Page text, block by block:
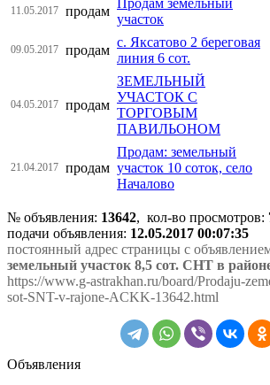
11.05.2017 продам
участок
09.05.2017 продам
с. Яксатово 2 береговая
линия 6 сот.
04.05.2017 продам
ЗЕМЕЛЬНЫЙ
УЧАСТОК С
ТОРГОВЫМ
ПАВИЛЬОНОМ
21.04.2017 продам
Продам: земельный
участок 10 соток, село
Началово
№ объявления: 13642, кол-во просмотров:
подачи объявления: 12.05.2017 00:07:35
постоянный адрес страницы с
земельный участок 8,5 сот. СНТ в
https://www.g-astrakhan.ru/board/Prodaju-
sot-SNT-v-rajone-ACKK-13642.html
Объявления